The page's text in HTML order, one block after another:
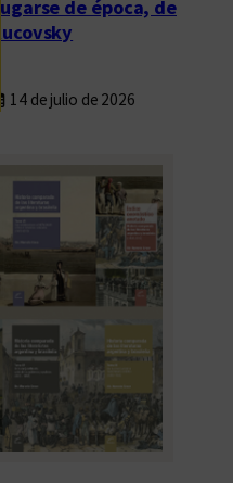
Fugarse de época, de
Rucovsky
14 de julio de 2026